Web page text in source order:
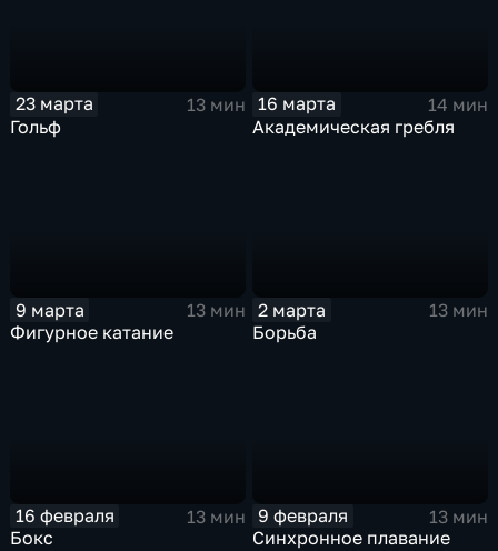
23 марта
13 мин
Гольф
16 марта
14 мин
Академическая гребля
9 марта
13 мин
Фигурное катание
2 марта
13 мин
Борьба
16 февраля
13 мин
Бокс
9 февраля
13 мин
Синхронное плавание